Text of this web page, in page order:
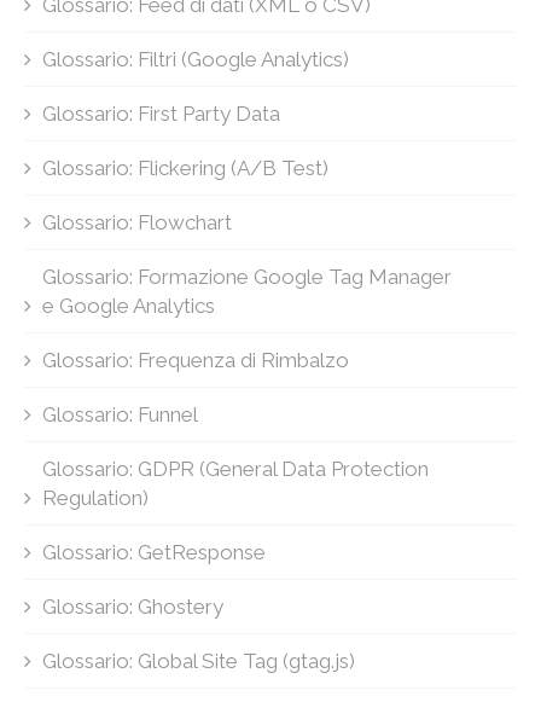
Glossario: Feed di dati (XML o CSV)
Glossario: Filtri (Google Analytics)
Glossario: First Party Data
Glossario: Flickering (A/B Test)
Glossario: Flowchart
Glossario: Formazione Google Tag Manager
e Google Analytics
Glossario: Frequenza di Rimbalzo
Glossario: Funnel
Glossario: GDPR (General Data Protection
Regulation)
Glossario: GetResponse
Glossario: Ghostery
Glossario: Global Site Tag (gtag.js)